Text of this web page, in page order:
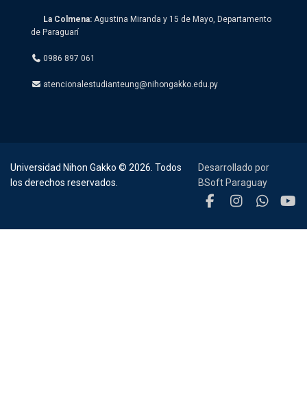
La Colmena: Agustina Miranda y 15 de Mayo, Departamento
de Paraguarí
0986 897 061
atencionalestudianteung@nihongakko.edu.py
Universidad Nihon Gakko © 2026. Todos
los derechos reservados.
Desarrollado por
BSoft Paraguay